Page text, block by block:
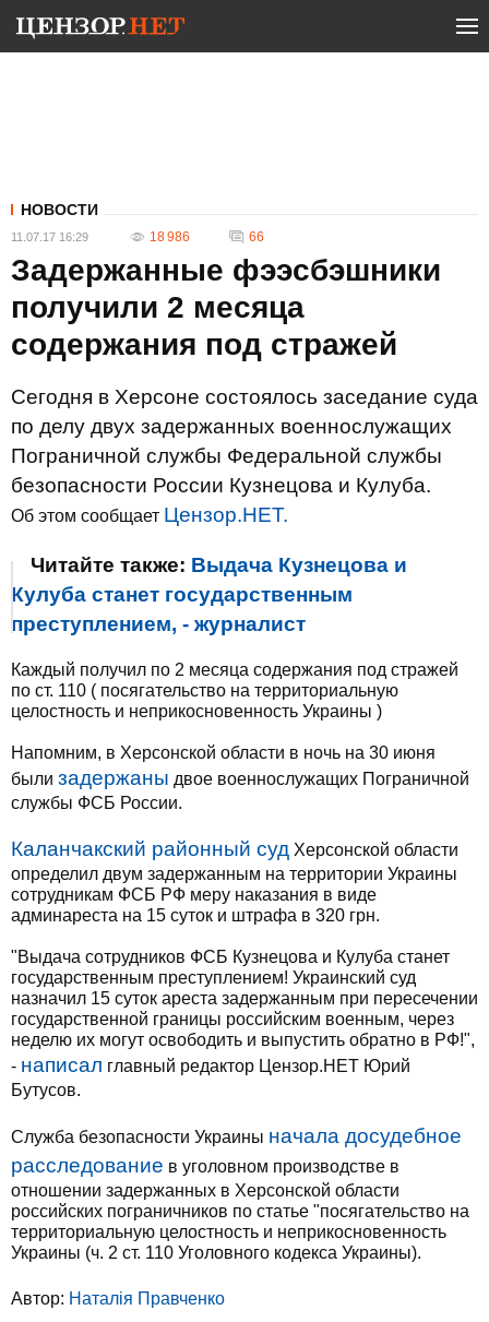
НОВОСТИ
11.07.17 16:29 18 986 66
Задержанные фээсбэшники
получили 2 месяца
содержания под стражей
Сегодня в Херсоне состоялось заседание суда
по делу двух задержанных военнослужащих
Пограничной службы Федеральной службы
безопасности России Кузнецова и Кулуба.
Об этом сообщает Цензор.НЕТ.
Читайте также: Выдача Кузнецова и
Кулуба станет государственным
преступлением, - журналист
Каждый получил по 2 месяца содержания под стражей
по ст. 110 ( посягательство на территориальную
целостность и неприкосновенность Украины )
Напомним, в Херсонской области в ночь на 30 июня
были задержаны двое военнослужащих Пограничной
службы ФСБ России.
Каланчакский районный суд Херсонской области
определил двум задержанным на территории Украины
сотрудникам ФСБ РФ меру наказания в виде
админареста на 15 суток и штрафа в 320 грн.
"Выдача сотрудников ФСБ Кузнецова и Кулуба станет
государственным преступлением! Украинский суд
назначил 15 суток ареста задержанным при пересечении
государственной границы российским военным, через
неделю их могут освободить и выпустить обратно в РФ!",
- написал главный редактор Цензор.НЕТ Юрий
Бутусов.
Служба безопасности Украины начала досудебное
расследование в уголовном производстве в
отношении задержанных в Херсонской области
российских пограничников по статье "посягательство на
территориальную целостность и неприкосновенность
Украины (ч. 2 ст. 110 Уголовного кодекса Украины).
Автор: Наталія Правченко